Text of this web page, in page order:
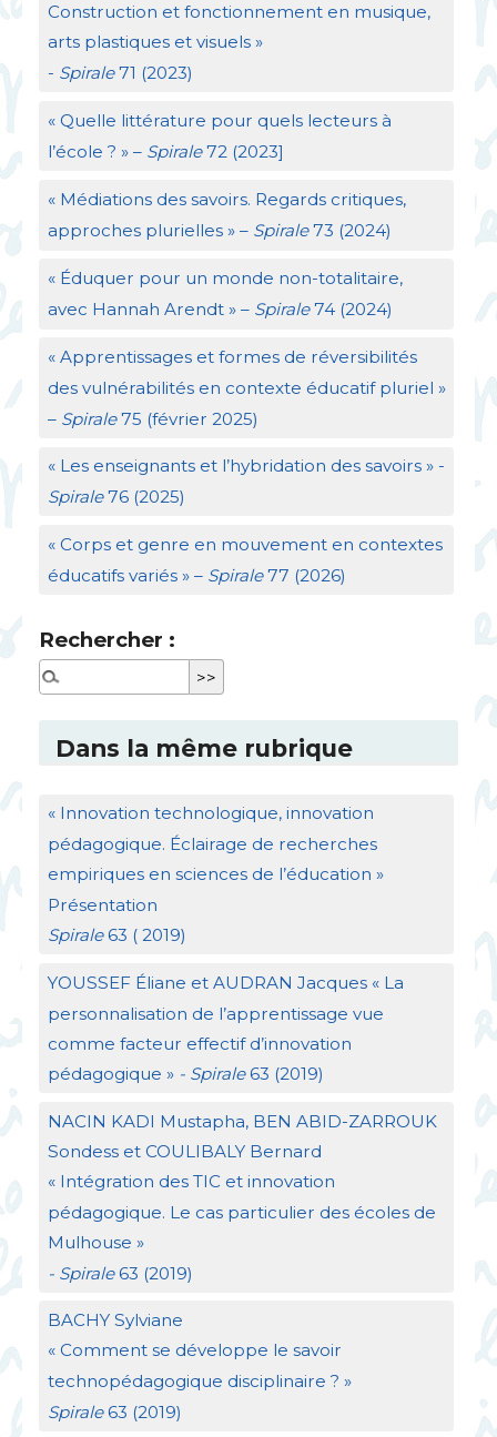
Construction et fonctionnement en musique,
arts plastiques et visuels »
- Spirale71 (2023)
« Quelle littérature pour quels lecteurs à
l’école ? » – Spirale72 (2023]
« Médiations des savoirs. Regards critiques,
approches plurielles » – Spirale73 (2024)
« Éduquer pour un monde non-totalitaire,
avec Hannah Arendt » – Spirale74 (2024)
« Apprentissages et formes de réversibilités
des vulnérabilités en contexte éducatif pluriel »
– Spirale75 (février 2025)
« Les enseignants et l’hybridation des savoirs » -
Spirale76 (2025)
« Corps et genre en mouvement en contextes
éducatifs variés » – Spirale77 (2026)
Rechercher :
Dans la même rubrique
« Innovation technologique, innovation
pédagogique. Éclairage de recherches
empiriques en sciences de l’éducation »
Présentation
Spirale63 ( 2019)
YOUSSEF Éliane et AUDRAN Jacques « La
personnalisation de l’apprentissage vue
comme facteur effectif d’innovation
pédagogique » - Spirale63 (2019)
NACIN KADI Mustapha, BEN ABID-ZARROUK
Sondess et COULIBALYBernard
« Intégration des TIC et innovation
pédagogique. Le cas particulier des écoles de
Mulhouse »
- Spirale63 (2019)
BACHYSylviane
« Comment se développe le savoir
technopédagogique disciplinaire ? »
Spirale63 (2019)